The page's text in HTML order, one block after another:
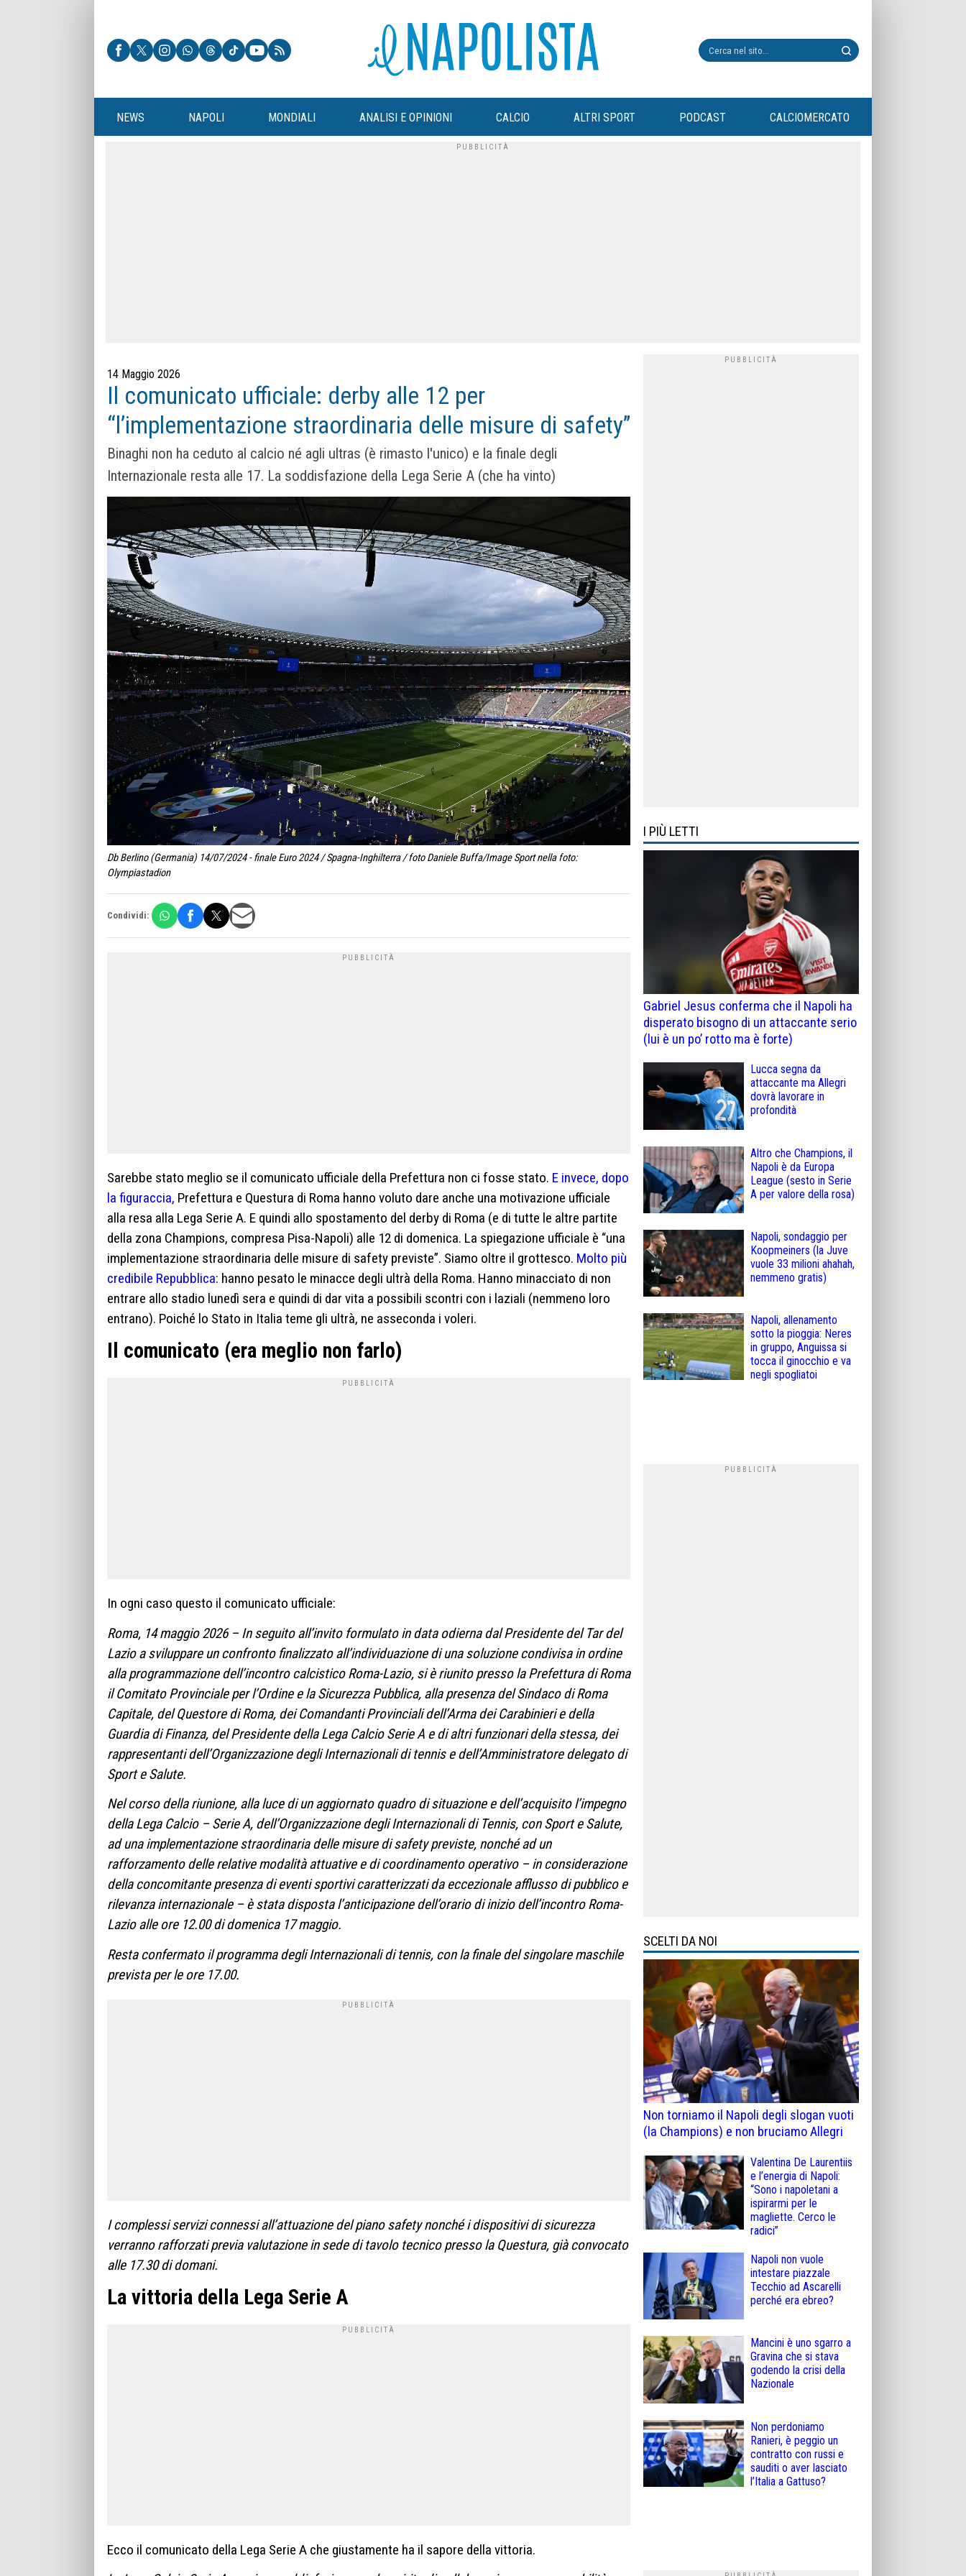
NEWS NAPOLI MONDIALI ANALISI E OPINIONI CALCIO ALTRI SPORT PODCAST CALCIOMERCATO
14 Maggio 2026
Il comunicato ufficiale: derby alle 12 per
“l’implementazione straordinaria delle misure di safety”
Binaghi non ha ceduto al calcio né agli ultras (è rimasto l'unico) e la finale degli
Internazionale resta alle 17. La soddisfazione della Lega Serie A (che ha vinto)
Db Berlino (Germania) 14/07/2024 - finale Euro 2024 / Spagna-Inghilterra / foto Daniele Buffa/Image Sport nella foto:
Olympiastadion
Condividi:
Sarebbe stato meglio se il comunicato ufficiale della Prefettura non ci fosse stato. E invece, dopo
la figuraccia, Prefettura e Questura di Roma hanno voluto dare anche una motivazione ufficiale
alla resa alla Lega Serie A. E quindi allo spostamento del derby di Roma (e di tutte le altre partite
della zona Champions, compresa Pisa-Napoli) alle 12 di domenica. La spiegazione ufficiale è “una
implementazione straordinaria delle misure di safety previste”. Siamo oltre il grottesco. Molto più
credibile Repubblica: hanno pesato le minacce degli ultrà della Roma. Hanno minacciato di non
entrare allo stadio lunedì sera e quindi di dar vita a possibili scontri con i laziali (nemmeno loro
entrano). Poiché lo Stato in Italia teme gli ultrà, ne asseconda i voleri.
Il comunicato (era meglio non farlo)
In ogni caso questo il comunicato ufficiale:
Roma, 14 maggio 2026 – In seguito all’invito formulato in data odierna dal Presidente del Tar del
Lazio a sviluppare un confronto finalizzato all’individuazione di una soluzione condivisa in ordine
alla programmazione dell’incontro calcistico Roma-Lazio, si è riunito presso la Prefettura di Roma
il Comitato Provinciale per l’Ordine e la Sicurezza Pubblica, alla presenza del Sindaco di Roma
Capitale, del Questore di Roma, dei Comandanti Provinciali dell’Arma dei Carabinieri e della
Guardia di Finanza, del Presidente della Lega Calcio Serie A e di altri funzionari della stessa, dei
rappresentanti dell’Organizzazione degli Internazionali di tennis e dell’Amministratore delegato di
Sport e Salute.
Nel corso della riunione, alla luce di un aggiornato quadro di situazione e dell’acquisito l’impegno
della Lega Calcio – Serie A, dell’Organizzazione degli Internazionali di Tennis, con Sport e Salute,
ad una implementazione straordinaria delle misure di safety previste, nonché ad un
rafforzamento delle relative modalità attuative e di coordinamento operativo – in considerazione
della concomitante presenza di eventi sportivi caratterizzati da eccezionale afflusso di pubblico e
rilevanza internazionale – è stata disposta l’anticipazione dell’orario di inizio dell’incontro Roma-
Lazio alle ore 12.00 di domenica 17 maggio.
Resta confermato il programma degli Internazionali di tennis, con la finale del singolare maschile
prevista per le ore 17.00.
I complessi servizi connessi all’attuazione del piano safety nonché i dispositivi di sicurezza
verranno rafforzati previa valutazione in sede di tavolo tecnico presso la Questura, già convocato
alle 17.30 di domani.
La vittoria della Lega Serie A
Ecco il comunicato della Lega Serie A che giustamente ha il sapore della vittoria.
I PIÙ LETTI
Gabriel Jesus conferma che il Napoli ha
disperato bisogno di un attaccante serio
(lui è un po’ rotto ma è forte)
Lucca segna da
attaccante ma Allegri
dovrà lavorare in
profondità
Altro che Champions, il
Napoli è da Europa
League (sesto in Serie
A per valore della rosa)
Napoli, sondaggio per
Koopmeiners (la Juve
vuole 33 milioni ahahah,
nemmeno gratis)
Napoli, allenamento
sotto la pioggia: Neres
in gruppo, Anguissa si
tocca il ginocchio e va
negli spogliatoi
SCELTI DA NOI
Non torniamo il Napoli degli slogan vuoti
(la Champions) e non bruciamo Allegri
Valentina De Laurentiis
e l’energia di Napoli:
“Sono i napoletani a
ispirarmi per le
magliette. Cerco le
radici”
Napoli non vuole
intestare piazzale
Tecchio ad Ascarelli
perché era ebreo?
Mancini è uno sgarro a
Gravina che si stava
godendo la crisi della
Nazionale
Non perdoniamo
Ranieri, è peggio un
contratto con russi e
sauditi o aver lasciato
l’Italia a Gattuso?